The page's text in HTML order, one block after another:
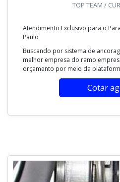
TOP TEAM /
Atendimento Exclusivo para o
Paulo
Buscando por sistema de
melhor empresa do ramo
orçamento por meio da
Cotar